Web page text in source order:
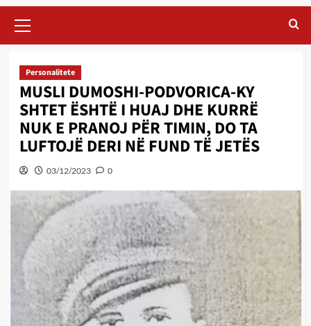
Menu
Personalitete
MUSLI DUMOSHI-PODVORICA-KY
SHTET ËSHTË I HUAJ DHE KURRË
NUK E PRANOJ PËR TIMIN, DO TA
LUFTOJË DERI NË FUND TË JETËS
03/12/2023 0